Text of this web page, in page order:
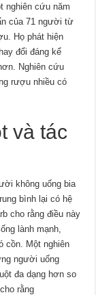
nghiên cứu năm
của 71 người từ
Họ phát hiện
đổi đáng kể
Nghiên cứu
rượu nhiều có
và tác
không uống bia
bình lại có hệ
cho rằng điều này
lành mạnh,
cồn. Một nghiên
người uống
đa dạng hơn so
rằng